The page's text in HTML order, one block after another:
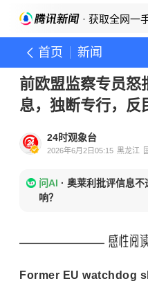
· 获取全网一
首页 新闻
前欧盟监察专员怒
息，独断专行，反
24时观象台
2026年6月2日05:15 黑龙江
问AI · 奥莱利批评信息不
响？
Former EU watchdog